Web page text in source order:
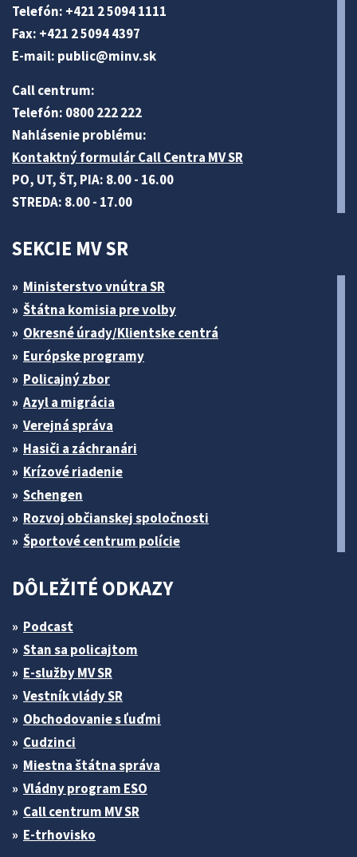
Telefón: +421 2 5094 1111
Fax: +421 2 5094 4397
E-mail: public@minv.sk
Call centrum:
Telefón: 0800 222 222
Nahlásenie problému:
Kontaktný formulár Call Centra MV SR
PO, UT, ŠT, PIA: 8.00 - 16.00
STREDA: 8.00 - 17.00
SEKCIE MV SR
Ministerstvo vnútra SR
Štátna komisia pre volby
Okresné úrady/Klientske centrá
Európske programy
Policajný zbor
Azyl a migrácia
Verejná správa
Hasiči a záchranári
Krízové riadenie
Schengen
Rozvoj občianskej spoločnosti
Športové centrum polície
DÔLEŽITÉ ODKAZY
Podcast
Stan sa policajtom
E-služby MV SR
Vestník vlády SR
Obchodovanie s ľuďmi
Cudzinci
Miestna štátna správa
Vládny program ESO
Call centrum MV SR
E-trhovisko